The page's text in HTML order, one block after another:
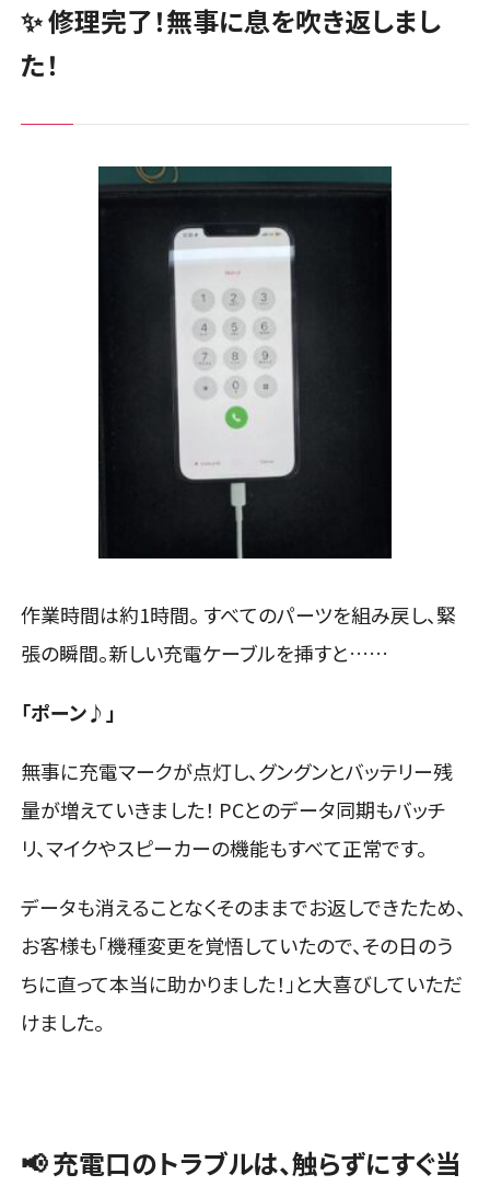
✨ 修理完了！無事に息を吹き返しまし
た！
作業時間は約1時間。 すべてのパーツを組み戻し、緊
張の瞬間。新しい充電ケーブルを挿すと……
「ポーン♪」
無事に充電マークが点灯し、グングンとバッテリー残
量が増えていきました！ PCとのデータ同期もバッチ
リ、マイクやスピーカーの機能もすべて正常です。
データも消えることなくそのままでお返しできたため、
お客様も「機種変更を覚悟していたので、その日のう
ちに直って本当に助かりました！」と大喜びしていただ
けました。
📢 充電口のトラブルは、触らずにすぐ当